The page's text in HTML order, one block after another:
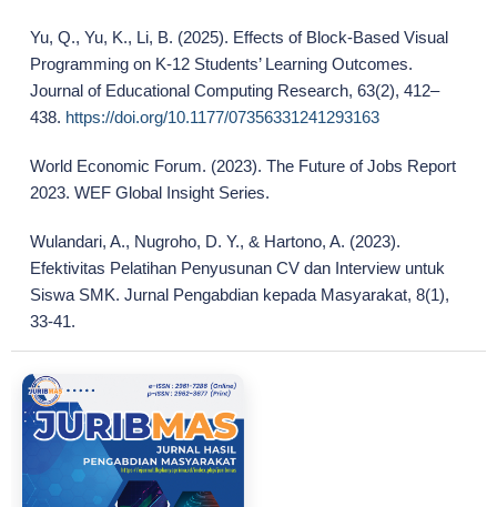
Yu, Q., Yu, K., Li, B. (2025). Effects of Block-Based Visual
Programming on K-12 Students’ Learning Outcomes.
Journal of Educational Computing Research, 63(2), 412–
438. https://doi.org/10.1177/07356331241293163
World Economic Forum. (2023). The Future of Jobs Report
2023. WEF Global Insight Series.
Wulandari, A., Nugroho, D. Y., & Hartono, A. (2023).
Efektivitas Pelatihan Penyusunan CV dan Interview untuk
Siswa SMK. Jurnal Pengabdian kepada Masyarakat, 8(1),
33-41.